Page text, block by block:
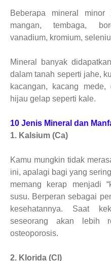
Beberapa mineral
mangan, tembaga,
vanadium, kromium,
Mineral banyak
dalam tanah seperti jahe,
kacangan, kacang
hijau gelap seperti kale.
10 Jenis Mineral dan
1. Kalsium (Ca)
Kamu mungkin tidak
ini, apalagi bagi yang
memang kerap menjadi
susu. Berperan sebagai
kesehatannya. Saat
seseorang akan lebih
osteoporosis.
2. Klorida (Cl)